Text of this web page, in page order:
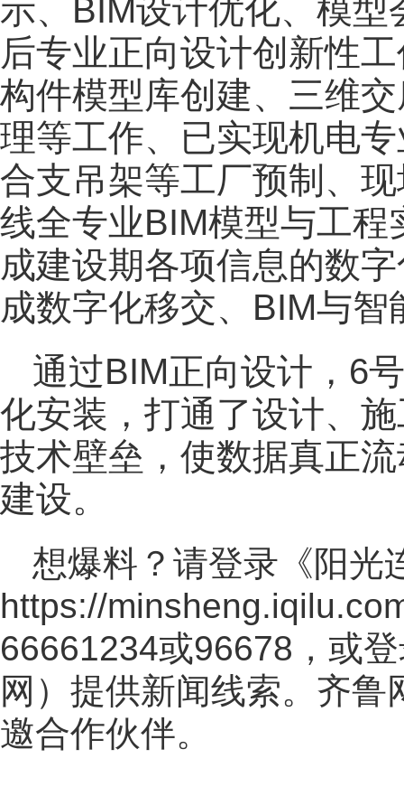
示、BIM设计优化、模
后专业正向设计创新性
构件模型库创建、三维
理等工作、已实现机电
合支吊架等工厂预制、
线全专业BIM模型与工
成建设期各项信息的数
成数字化移交、BIM与
通过BIM正向设计，6
化安装，打通了设计、
技术壁垒，使数据真正
建设。
想爆料？请登录《阳光
https://
66661234或96678，或
网 ）提供新闻线索。齐鲁
邀合作伙伴。